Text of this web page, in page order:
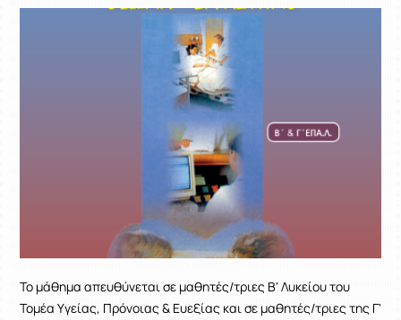
Το μάθημα απευθύνεται σε μαθητές/τριες Β' Λυκείου του
Τομέα Υγείας, Πρόνοιας & Ευεξίας και σε μαθητές/τριες της Γ'